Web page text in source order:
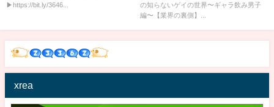
▶https://bit.ly/3646...
の知らないゲイの世界〜ギャラ飲み男子
編〜【業界の裏側】...
xrea